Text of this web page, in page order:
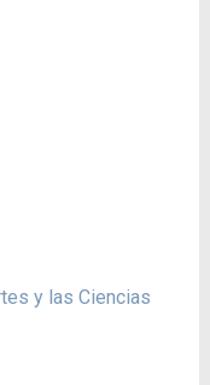
y las Ciencias